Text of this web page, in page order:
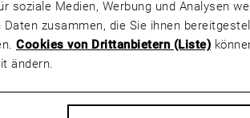
soziale Medien, Werbung und Analysen
zusammen, die Sie ihnen
Cookies von Drittanbietern (Liste)
ändern.
geölt